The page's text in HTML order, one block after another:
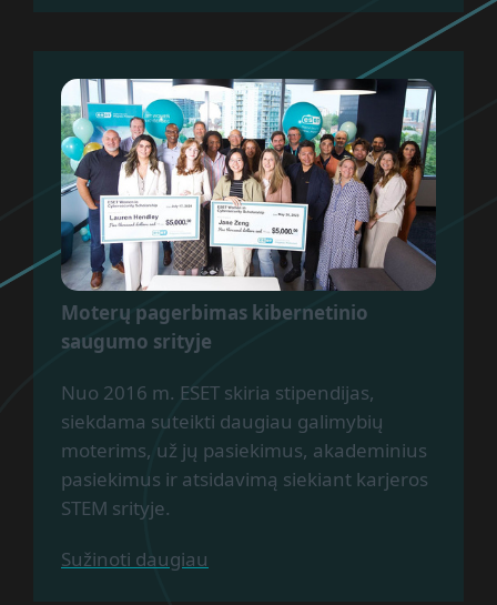
Moterų pagerbimas kibernetinio
saugumo srityje
Nuo 2016 m. ESET skiria stipendijas,
siekdama suteikti daugiau galimybių
moterims, už jų pasiekimus, akademinius
pasiekimus ir atsidavimą siekiant karjeros
STEM srityje.
Sužinoti daugiau